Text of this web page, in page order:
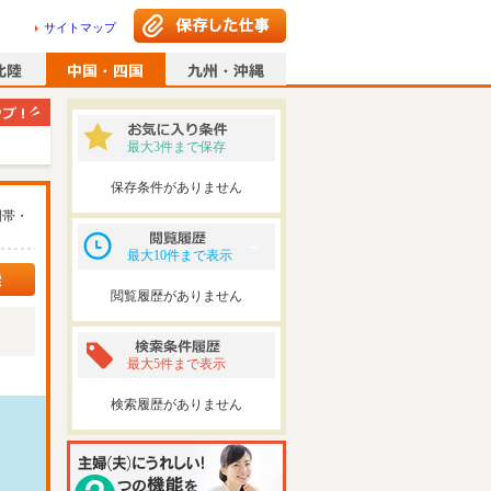
サイトマップ
・
最大3件まで保存
保存条件がありません
最大10件まで表示
閲覧履歴がありません
最大5件まで表示
検索履歴がありません